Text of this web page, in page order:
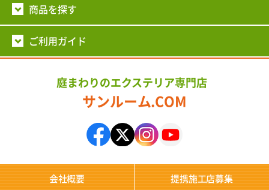
商品を探す
ご利用ガイド
庭まわりのエクステリア専門店
サンルーム.COM
会社概要 提携施工店募集